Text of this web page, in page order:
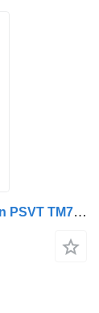
Monitor Ecran pentru șofer pentru camion PSVT TM70B pentru Volvo